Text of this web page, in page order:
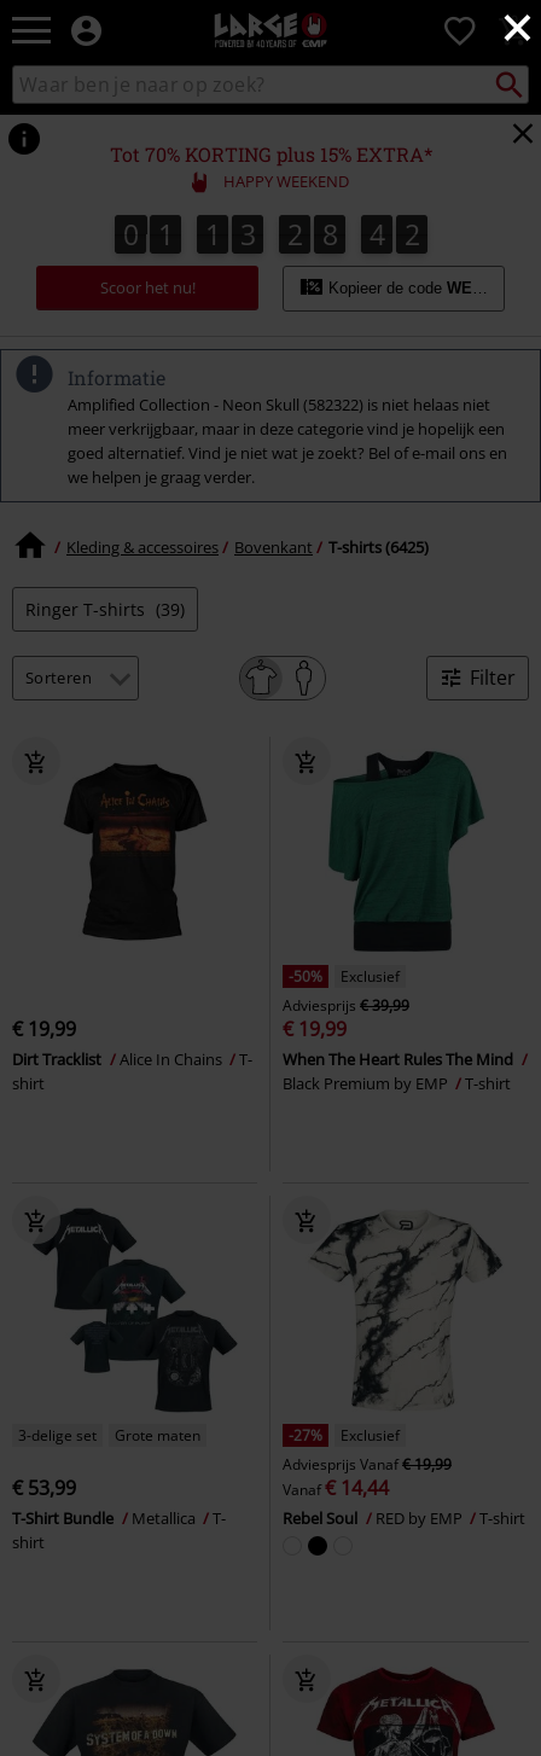
×
Large
–
Muziek-,
en
gaming-
merch
+
alternatieve
kleding
0
Zoek
in
catalogus
zoeken
Tot 70% KORTING plus 15% EXTRA*
HAPPY WEEKEND
0
0 1
1 1
1 3
3 2
2 8
8 4
4 0
1
0
2
1
Scoor het nu! Kopieer de code WEEKEND
Informatie
Amplified Collection - Neon Skull (582322) is niet helaas niet
meer verkrijgbaar, maar in deze categorie vind je hopelijk een
goed alternatief. Vind je niet wat je zoekt? Bel of e-mail ons en
we helpen je graag verder.
Kleding & accessoires Bovenkant T-shirts (6425)
Ringer T-shirts (39)
Filter
€ 19,99
Dirt Tracklist Alice In Chains
T-
shirt
-50%
Exclusief
Adviesprijs € 39,99
€ 19,99
When The Heart Rules The Mind
Black Premium by EMP
T-shirt
3-delige set Grote maten
€ 53,99
T-Shirt Bundle Metallica
T-
shirt
-27%
Exclusief
Adviesprijs Vanaf€ 19,99
Vanaf€ 14,44
Rebel Soul RED by EMP T-shirt